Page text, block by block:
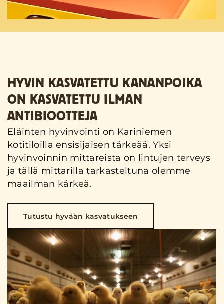
HYVIN KASVATETTU KANANPOIKA
ON KASVATETTU ILMAN
ANTIBIOOTTEJA
Eläinten hyvinvointi on Kariniemen
kotitiloilla ensisijaisen tärkeää. Yksi
hyvinvoinnin mittareista on lintujen terveys
ja tällä mittarilla tarkasteltuna olemme
maailman kärkeä.
Tutustu hyvään kasvatukseen